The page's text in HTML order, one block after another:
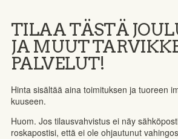
TILAA TÄSTÄ
JA MUUT
PALVELUT!
Hinta sisältää aina toimituksen ja tuoreen
kuuseen.
Huom. Jos tilausvahvistus ei näy
roskapostisi, että ei ole ohjautunut